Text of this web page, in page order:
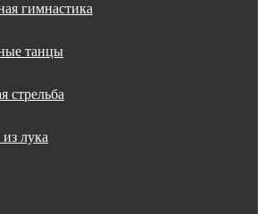
гимнастика
танцы
стрельба
лука